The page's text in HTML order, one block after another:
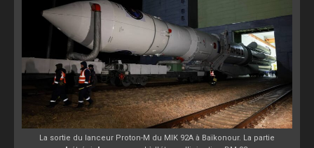
La sortie du lanceur Proton-M du MIK 92A à Baïkonour. La partie